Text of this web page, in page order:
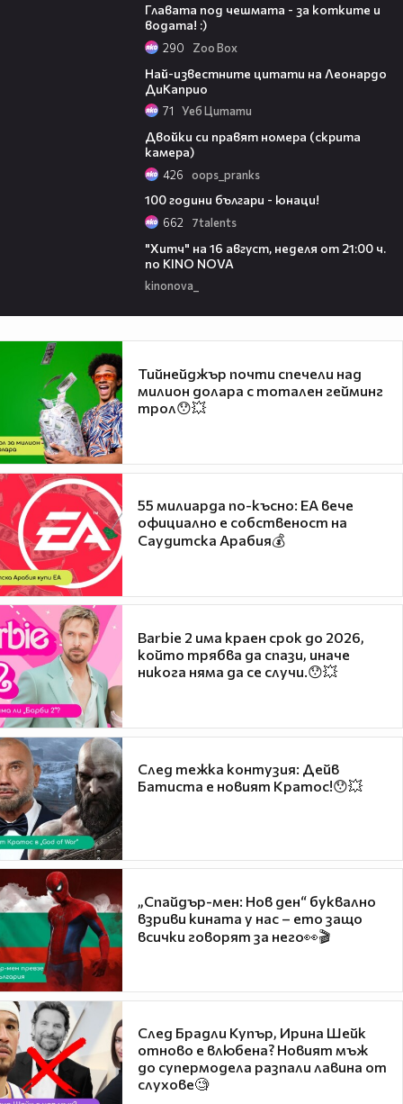
Главата под чешмата - за котките и
водата! :)
290 Zoo Box
Най-известните цитати на Леонардо
ДиКаприо
71 Уеб Цитати
Двойки си правят номера (скрита
камера)
426 oops_pranks
100 години българи - юнаци!
662 7talents
"Хитч" на 16 август, неделя от 21:00 ч.
по KINO NOVA
kinonova_
Тийнейджър почти спечели над
милион долара с тотален гейминг
трол😯💥
55 милиарда по-късно: EA вече
официално е собственост на
Саудитска Арабия💰
Barbie 2 има краен срок до 2026,
който трябва да спази, иначе
никога няма да се случи.😯💥
След тежка контузия: Дейв
Батиста е новият Кратос!😯💥
„Спайдър-мен: Нов ден“ буквално
взриви кината у нас – ето защо
всички говорят за него👀🎬
След Брадли Купър, Ирина Шейк
отново е влюбена? Новият мъж
до супермодела разпали лавина от
слухове🧐